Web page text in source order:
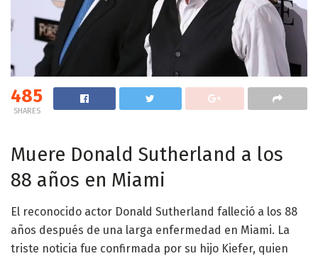
485
SHARES
Muere Donald Sutherland a los
88 años en Miami
El reconocido actor Donald Sutherland falleció a los 88
años después de una larga enfermedad en Miami. La
triste noticia fue confirmada por su hijo Kiefer, quien